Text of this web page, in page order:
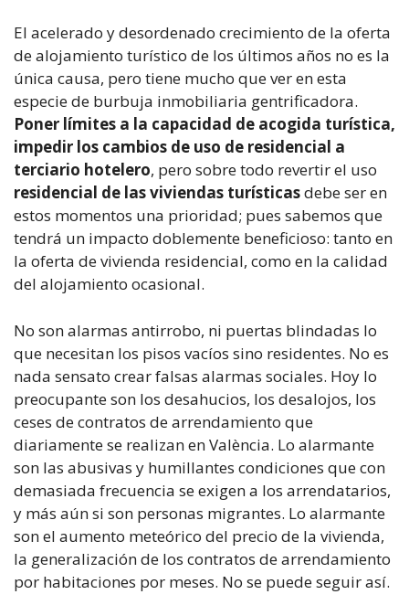
El acelerado y desordenado crecimiento de la oferta
de alojamiento turístico de los últimos años no es la
única causa, pero tiene mucho que ver en esta
especie de burbuja inmobiliaria gentrificadora.
Poner límites a la capacidad de acogida turística,
impedir los cambios de uso de residencial a
terciario hotelero, pero sobre todo revertir el uso
residencial de las viviendas turísticasdebe ser en
estos momentos una prioridad; pues sabemos que
tendrá un impacto doblemente beneficioso: tanto en
la oferta de vivienda residencial, como en la calidad
del alojamiento ocasional.
No son alarmas antirrobo, ni puertas blindadas lo
que necesitan los pisos vacíos sino residentes. No es
nada sensato crear falsas alarmas sociales. Hoy lo
preocupante son los desahucios, los desalojos, los
ceses de contratos de arrendamiento que
diariamente se realizan en València. Lo alarmante
son las abusivas y humillantes condiciones que con
demasiada frecuencia se exigen a los arrendatarios,
y más aún si son personas migrantes. Lo alarmante
son el aumento meteórico del precio de la vivienda,
la generalización de los contratos de arrendamiento
por habitaciones por meses. No se puede seguir así.